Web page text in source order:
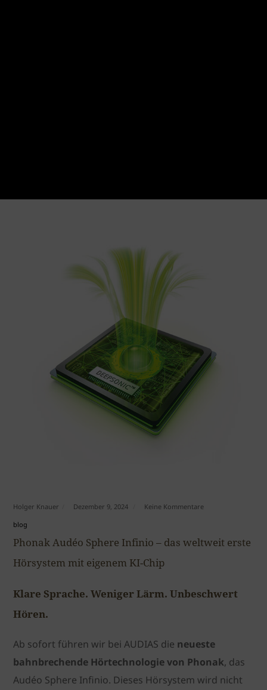
Holger Knauer Dezember 9, 2024
Keine Kommentare
blog
Phonak Audéo Sphere Infinio – das weltweit erste
Hörsystem mit eigenem KI-Chip
Klare Sprache. Weniger Lärm. Unbeschwert
Hören.
Ab sofort führen wir bei AUDIAS die neueste
bahnbrechende Hörtechnologie von Phonak, das
Audéo Sphere Infinio. Dieses Hörsystem wird nicht